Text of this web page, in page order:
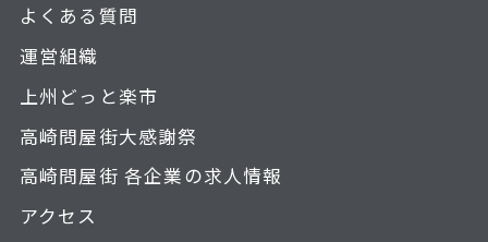
よくある質問
運営組織
上州どっと楽市
高崎問屋街大感謝祭
高崎問屋街 各企業の求人情報
アクセス